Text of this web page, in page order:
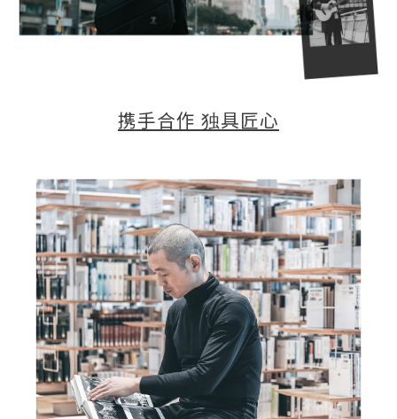
携手合作 独具匠心